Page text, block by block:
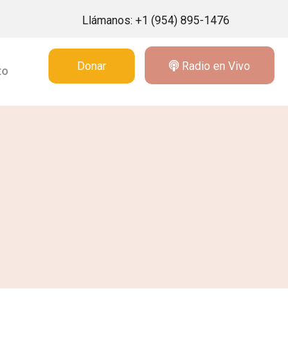
Llámanos: +1 (954) 895-1476
Donar Radio en Vivo